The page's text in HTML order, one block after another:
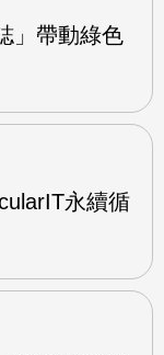
」帶動綠色
永續循